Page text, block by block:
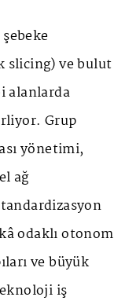
slicing) ve bulut
alanlarda
Grup
yönetimi,
ağ
odaklı otonom
ve büyük
iş